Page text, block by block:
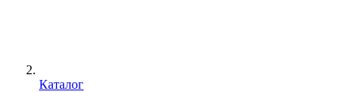
Каталог